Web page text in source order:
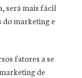
será mais fácil
do marketing e
fatores a se
de